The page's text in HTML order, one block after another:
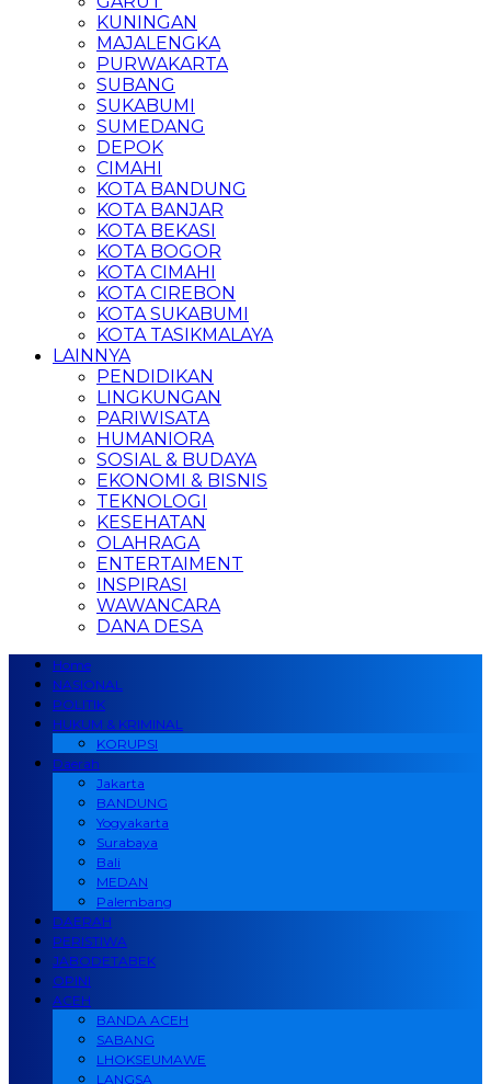
KUNINGAN
MAJALENGKA
PURWAKARTA
SUBANG
SUKABUMI
SUMEDANG
DEPOK
CIMAHI
KOTA BANDUNG
KOTA BANJAR
KOTA BEKASI
KOTA BOGOR
KOTA CIMAHI
KOTA CIREBON
KOTA SUKABUMI
KOTA TASIKMALAYA
LAINNYA
PENDIDIKAN
LINGKUNGAN
PARIWISATA
HUMANIORA
SOSIAL & BUDAYA
EKONOMI & BISNIS
TEKNOLOGI
KESEHATAN
OLAHRAGA
ENTERTAIMENT
INSPIRASI
WAWANCARA
DANA DESA
Home
NASIONAL
POLITIK
HUKUM & KRIMINAL
KORUPSI
Daerah
Jakarta
BANDUNG
Yogyakarta
Surabaya
Bali
MEDAN
Palembang
DAERAH
PERISTIWA
JABODETABEK
OPINI
ACEH
BANDA ACEH
SABANG
LHOKSEUMAWE
LANGSA